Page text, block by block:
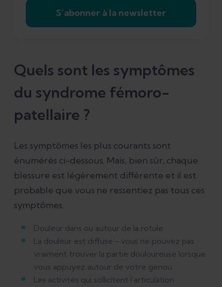
S’abonner à la newsletter
Quels sont les symptômes
du syndrome fémoro-
patellaire ?
Les symptômes les plus courants sont
énumérés ci-dessous. Mais, bien sûr, chaque
blessure est légèrement différente et il est
probable que vous ne ressentiez pas tous ces
symptômes.
Douleur dans ou autour de la rotule
La douleur est diffuse - vous ne pouvez pas
vraiment trouver la partie douloureuse lorsque
vous appuyez autour de votre genou
Les activités qui sollicitent l’articulation